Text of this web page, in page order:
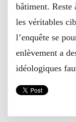
bâtiment. Reste
les véritables
l’enquête se
enlèvement a
idéologiques